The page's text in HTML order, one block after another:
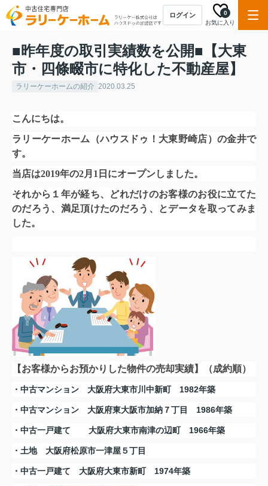
ログイン
お気に入り
0
■昨年度の取引実績数を公開■【大東
市・四條畷市に特化した不動産屋】
ラリーケーホームの紹介 2020.03.25
こんにちは。
ラリーケーホーム（ハウスドゥ！大東野崎店）の金井で
す。
当店は2019年の2月1日にオープンしました。
それから１年が経ち、どれだけのお客様のお役に立てた
のだろう、満足頂けたのだろう、とデータを取ってみま
した。
【お客様からお預かりした物件の売却実績】（成約順）
・中古マンション 大阪府大東市川中新町 1982年築
・中古マンション 大阪府東大阪市加納７丁目 1986年築
・中古一戸建て 大阪府大東市南津の辺町 1966年築
・土地 大阪府松原市一津屋５丁目
・中古一戸建て 大阪府大東市新町 1974年築